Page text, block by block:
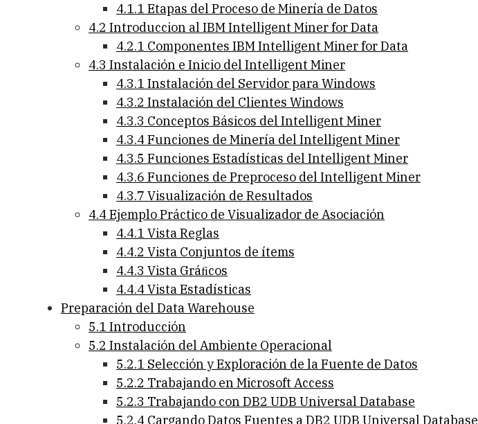
4.1.1 Etapas del Proceso de Minería de Datos
4.2 Introduccion al IBM Intelligent Miner for Data
4.2.1 Componentes IBM Intelligent Miner for Data
4.3 Instalación e Inicio del Intelligent Miner
4.3.1 Instalación del Servidor para Windows
4.3.2 Instalación del Clientes Windows
4.3.3 Conceptos Básicos del Intelligent Miner
4.3.4 Funciones de Minería del Intelligent Miner
4.3.5 Funciones Estadísticas del Intelligent Miner
4.3.6 Funciones de Preproceso del Intelligent Miner
4.3.7 Visualización de Resultados
4.4 Ejemplo Práctico de Visualizador de Asociación
4.4.1 Vista Reglas
4.4.2 Vista Conjuntos de ítems
4.4.3 Vista Gráﬁcos
4.4.4 Vista Estadísticas
Preparación del Data Warehouse
5.1 Introducción
5.2 Instalación del Ambiente Operacional
5.2.1 Selección y Exploración de la Fuente de Datos
5.2.2 Trabajando en Microsoft Access
5.2.3 Trabajando con DB2 UDB Universal Database
5.2.4 Cargando Datos Fuentes a DB2 UDB Universal Database